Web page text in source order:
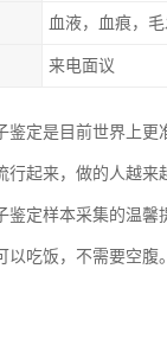
血液，血痕，
来电面议
鉴定是目前世界上更
行起来，做的人越来
鉴定样本采集的温
以吃饭，不需要空腹